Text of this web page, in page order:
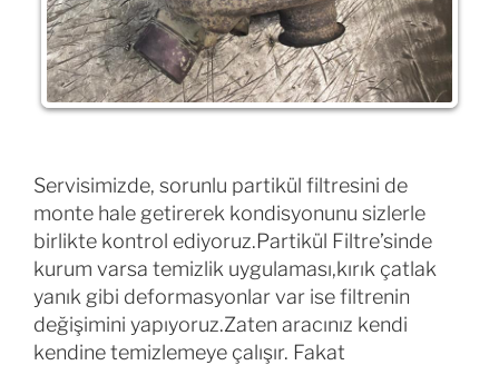
Servisimizde, sorunlu partikül filtresini de
monte hale getirerek kondisyonunu sizlerle
birlikte kontrol ediyoruz.Partikül Filtre’sinde
kurum varsa temizlik uygulaması,kırık çatlak
yanık gibi deformasyonlar var ise filtrenin
değişimini yapıyoruz.Zaten aracınız kendi
kendine temizlemeye çalışır. Fakat